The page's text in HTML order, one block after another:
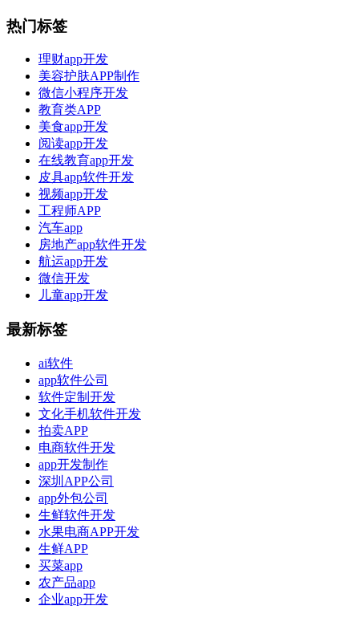
热门标签
理财app开发
美容护肤APP制作
微信小程序开发
教育类APP
美食app开发
阅读app开发
在线教育app开发
皮具app软件开发
视频app开发
工程师APP
汽车app
房地产app软件开发
航运app开发
微信开发
儿童app开发
最新标签
ai软件
app软件公司
软件定制开发
文化手机软件开发
拍卖APP
电商软件开发
app开发制作
深圳APP公司
app外包公司
生鲜软件开发
水果电商APP开发
生鲜APP
买菜app
农产品app
企业app开发